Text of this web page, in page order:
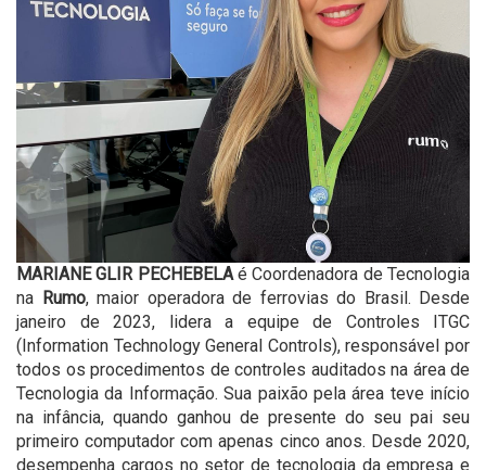
MARIANE GLIR PECHEBELAé Coordenadora de Tecnologia
na Rumo, maior operadora de ferrovias do Brasil. Desde
janeiro de 2023, lidera a equipe de Controles ITGC
(Information Technology General Controls), responsável por
todos os procedimentos de controles auditados na área de
Tecnologia da Informação. Sua paixão pela área teve início
na infância, quando ganhou de presente do seu pai seu
primeiro computador com apenas cinco anos. Desde 2020,
desempenha cargos no setor de tecnologia da empresa e